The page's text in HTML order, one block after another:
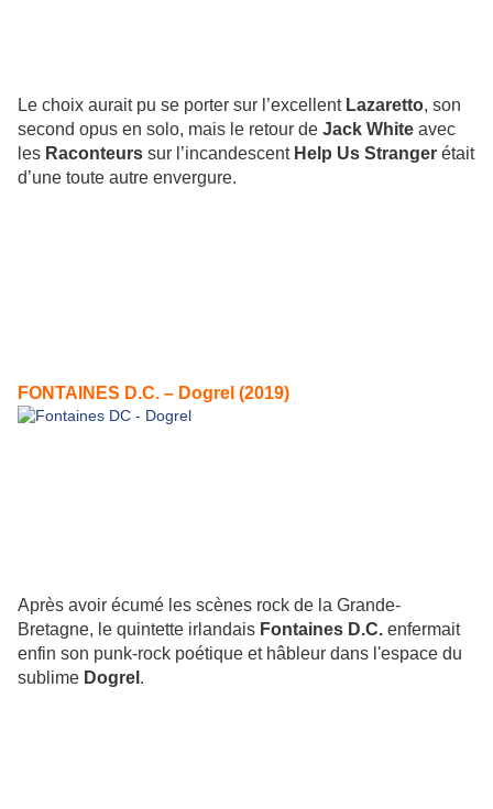
Le choix aurait pu se porter sur l’excellent Lazaretto, son
second opus en solo, mais le retour de Jack White avec
les Raconteurs sur l’incandescent Help Us Stranger était
d’une toute autre envergure.
FONTAINES D.C. – Dogrel (2019)
Après avoir écumé les scènes rock de la Grande-
Bretagne, le quintette irlandais Fontaines D.C. enfermait
enfin son punk-rock poétique et hâbleur dans l'espace du
sublime Dogrel .